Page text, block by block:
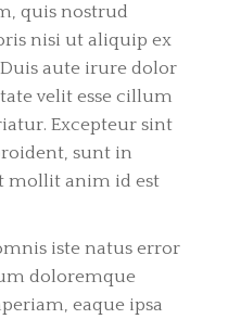
quis nostrud
nisi ut aliquip ex
aute irure dolor
velit esse cillum
Excepteur sint
sunt in
mollit anim id est
iste natus error
doloremque
eaque ipsa